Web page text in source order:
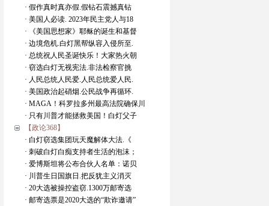
· 假作真时真亦假.假钻石震撼真钻
· 美国人必读. 2023年民主党人与18
· 《美国思想家》耶稣的诞生和基督
· 边境危机.白灯黑帮纵容入侵所至.
· 总统祝人民圣诞快乐！大家热火朝
· 窃选白灯无视宪法.非法检察官挑
· 人民总统人民爱.人民总统爱人民.
· 美国政治起硝烟.公民战争再循环.
· MAGA！科罗拉多州最高法院确保川
· 只有川普才能拯救美国！白灯父子
【政论368】
· 白灯窃选集团玩天魔解体大法.《
· 刺破白灯白痴支持者生活的泡沫；
· 爱博斯坦将公布合伙人名单：诺贝
· 川普生日国旗日.把反犹主义消灭
· 20大选被操控盗窃.1300万邮寄选
· 邮寄选票是2020大选的“欺诈邀请”